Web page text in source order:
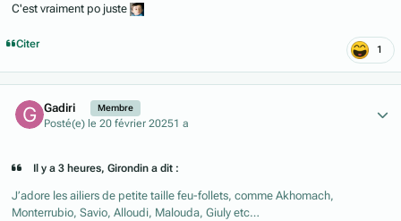
C'est vraiment po juste
Citer 1
Gadiri Membre
Posté(e) le 20 février 20251 a
Il y a 3 heures, Girondin a dit :
J’adore les ailiers de petite taille feu-follets, comme Akhomach,
Monterrubio, Savio, Alloudi, Malouda, Giuly etc…